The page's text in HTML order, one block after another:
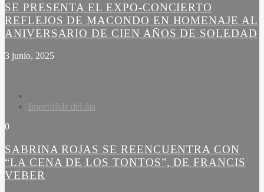
SE PRESENTA EL EXPO-CONCIERTO
REFLEJOS DE MACONDO EN HOMENAJE AL
ANIVERSARIO DE CIEN AÑOS DE SOLEDAD
3 junio, 2025
Imperdible del dia
0
SABRINA ROJAS SE REENCUENTRA CON
“LA CENA DE LOS TONTOS”, DE FRANCIS
VEBER